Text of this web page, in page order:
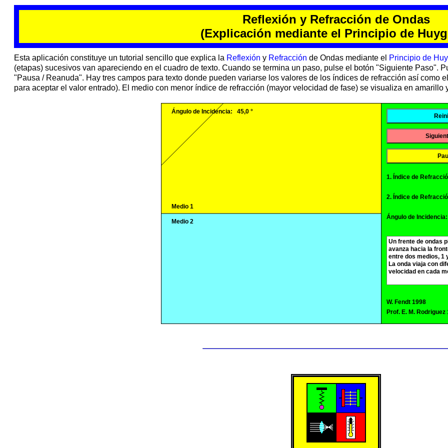
Reflexión y Refracción de Ondas
(Explicación mediante el Principio de
Esta aplicación constituye un tutorial sencillo que explica la Reflexión y Refracción de Ondas mediante el Principio de
(etapas) sucesivos van apareciendo en el cuadro de texto. Cuando se termina un paso, pulse el botón "Siguiente Paso".
"Pausa / Reanuda". Hay tres campos para texto donde pueden variarse los valores de los índices de refracción así como
para aceptar el valor entrado). El medio con menor índice de refracción (mayor velocidad de fase) se visualiza en amarillo
1. Índice de
2. Índice de
Ángulo de Incidencia:
W. Fendt 1998
Prof. E. M. Rodriguez